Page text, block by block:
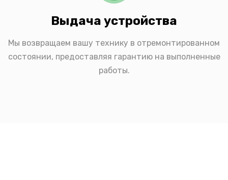
Выдача устройства
Мы возвращаем вашу технику в отремонтированном
состоянии, предоставляя гарантию на выполненные
работы.